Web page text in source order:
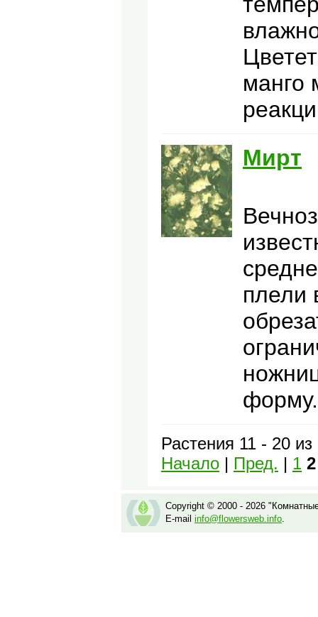
манго
Мирт
плели
форму.
Растения 11 - 20 из
Начало | Пред. | 1 2
Copyright © 2000 - 2026
E-mail info@flowersweb.info.